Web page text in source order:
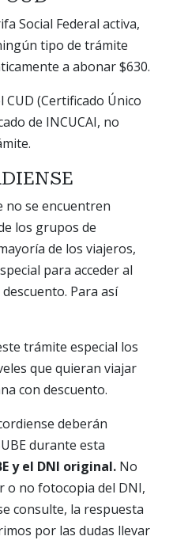
Social Federal activa,
tipo de trámite
a abonar $630.
(Certificado Único
de INCUCAI, no
no se encuentren
los grupos de
de los viajeros,
para acceder al
Para así
trámite especial los
que quieran viajar
con descuento.
deberán
durante esta
y el DNI original. No
o no fotocopia del DNI,
consulte, la respuesta
por las dudas llevar